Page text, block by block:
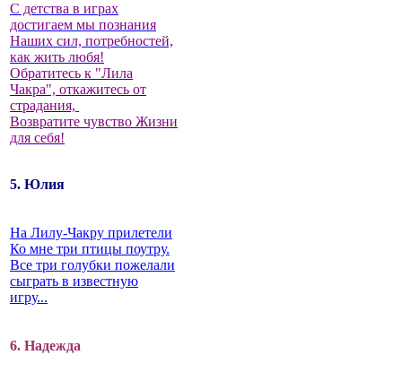
С детства в играх
достигаем мы познания
Наших сил, потребностей,
как жить любя!
Обратитесь к "Лила
Чакра", откажитесь от
страдания,
Возвратите чувство Жизни
для себя!
5. Юлия
На Лилу-Чакру прилетели
Ко мне три птицы поутру.
Все три голубки пожелали
сыграть в известную
игру...
6. Надежда